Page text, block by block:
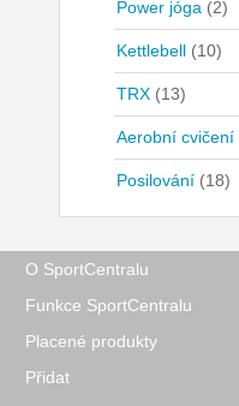
Power jóga (2)
Kettlebell (10)
TRX (13)
Aerobní cvičení
Posilování (18)
O SportCentralu
Funkce SportCentralu
Placené produkty
Přidat